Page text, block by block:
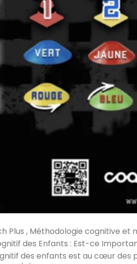
Plus , Méthodologie cognitive
des Enfants : Est-ce
des enfants est au cœur des